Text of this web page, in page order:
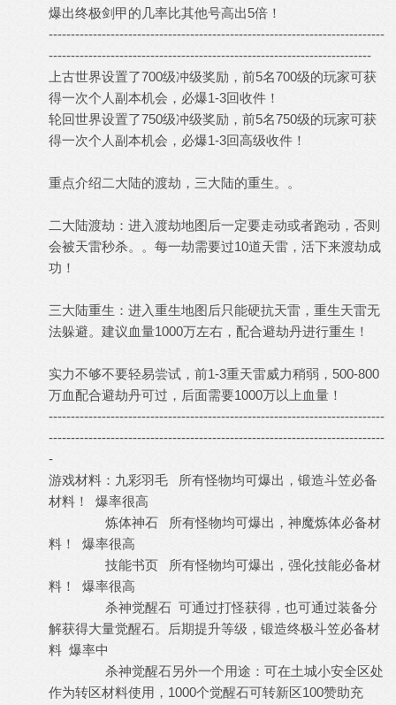
爆出终极剑甲的几率比其他号高出5倍！
----------------------------------------------------------------------------
-------------------------------------------------------------------------
上古世界设置了700级冲级奖励，前5名700级的玩家可获
得一次个人副本机会，必爆1-3回收件！
轮回世界设置了750级冲级奖励，前5名750级的玩家可获
得一次个人副本机会，必爆1-3回高级收件！
重点介绍二大陆的渡劫，三大陆的重生。。
二大陆渡劫：进入渡劫地图后一定要走动或者跑动，否则
会被天雷秒杀。。每一劫需要过10道天雷，活下来渡劫成
功！
三大陆重生：进入重生地图后只能硬抗天雷，重生天雷无
法躲避。建议血量1000万左右，配合避劫丹进行重生！
实力不够不要轻易尝试，前1-3重天雷威力稍弱，500-800
万血配合避劫丹可过，后面需要1000万以上血量！
----------------------------------------------------------------------------
----------------------------------------------------------------------------
-
游戏材料：九彩羽毛 所有怪物均可爆出，锻造斗笠必备
材料！ 爆率很高
炼体神石 所有怪物均可爆出，神魔炼体必备材
料！ 爆率很高
技能书页 所有怪物均可爆出，强化技能必备材
料！ 爆率很高
杀神觉醒石 可通过打怪获得，也可通过装备分
解获得大量觉醒石。后期提升等级，锻造终极斗笠必备材
料 爆率中
杀神觉醒石另外一个用途：可在土城小安全区处
作为转区材料使用，1000个觉醒石可转新区100赞助充